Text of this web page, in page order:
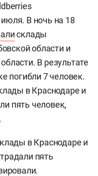
В ночь на 18
склады
области и
В результате
погибли 7 человек.
в Краснодаре и
пять человек,
в Краснодаре и
пять